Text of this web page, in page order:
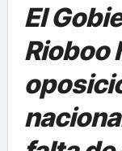
El
Rioboo